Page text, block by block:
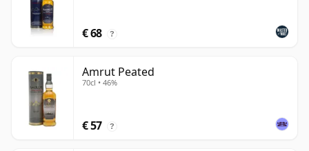
€ 68 ?
Amrut Peated
70cl • 46%
€ 57 ?